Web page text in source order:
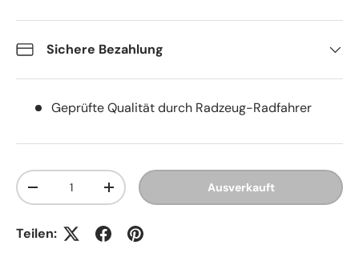
Sichere Bezahlung
Geprüfte Qualität durch Radzeug-Radfahrer
Anzahl
Menge verringernMenge erhöhen Ausverkauft
Teilen: